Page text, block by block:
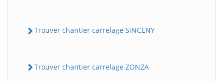
Trouver chantier carrelage SiNCENY
Trouver chantier carrelage ZONZA